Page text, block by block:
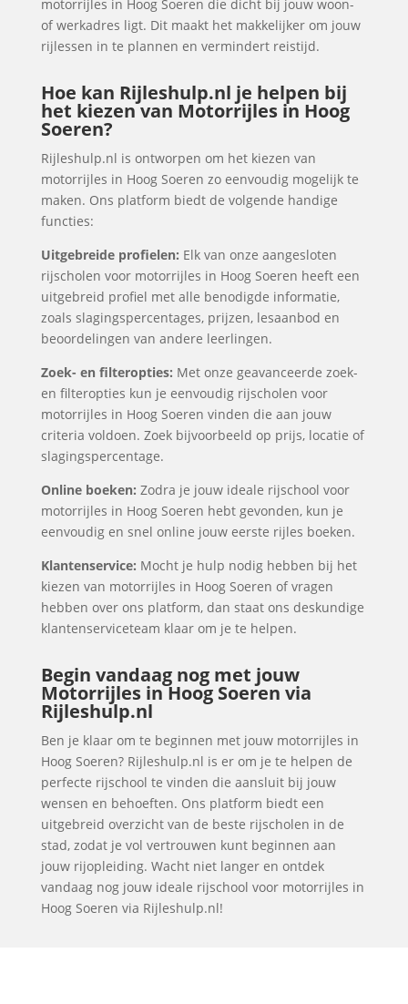
motorrijles in Hoog Soeren die dicht bij jouw woon-
of werkadres ligt. Dit maakt het makkelijker om jouw
rijlessen in te plannen en vermindert reistijd.
Hoe kan Rijleshulp.nl je helpen bij
het kiezen van Motorrijles in Hoog
Soeren?
Rijleshulp.nl is ontworpen om het kiezen van
motorrijles in Hoog Soeren zo eenvoudig mogelijk te
maken. Ons platform biedt de volgende handige
functies:
Uitgebreide profielen: Elk van onze aangesloten
rijscholen voor motorrijles in Hoog Soeren heeft een
uitgebreid profiel met alle benodigde informatie,
zoals slagingspercentages, prijzen, lesaanbod en
beoordelingen van andere leerlingen.
Zoek- en filteropties: Met onze geavanceerde zoek-
en filteropties kun je eenvoudig rijscholen voor
motorrijles in Hoog Soeren vinden die aan jouw
criteria voldoen. Zoek bijvoorbeeld op prijs, locatie of
slagingspercentage.
Online boeken: Zodra je jouw ideale rijschool voor
motorrijles in Hoog Soeren hebt gevonden, kun je
eenvoudig en snel online jouw eerste rijles boeken.
Klantenservice: Mocht je hulp nodig hebben bij het
kiezen van motorrijles in Hoog Soeren of vragen
hebben over ons platform, dan staat ons deskundige
klantenserviceteam klaar om je te helpen.
Begin vandaag nog met jouw
Motorrijles in Hoog Soeren via
Rijleshulp.nl
Ben je klaar om te beginnen met jouw motorrijles in
Hoog Soeren? Rijleshulp.nl is er om je te helpen de
perfecte rijschool te vinden die aansluit bij jouw
wensen en behoeften. Ons platform biedt een
uitgebreid overzicht van de beste rijscholen in de
stad, zodat je vol vertrouwen kunt beginnen aan
jouw rijopleiding. Wacht niet langer en ontdek
vandaag nog jouw ideale rijschool voor motorrijles in
Hoog Soeren via Rijleshulp.nl!